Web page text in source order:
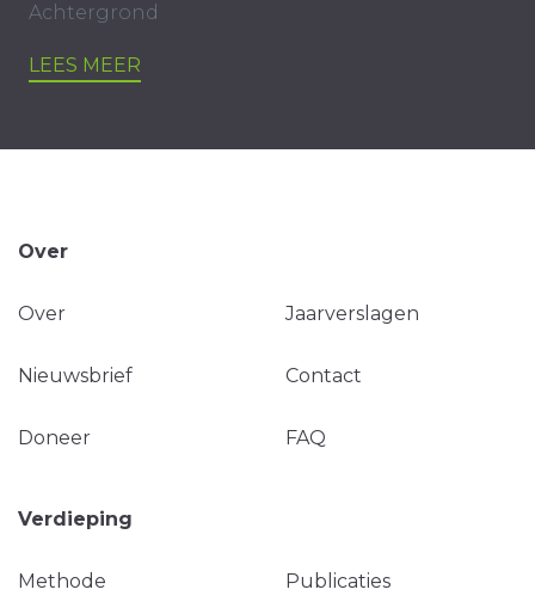
Achtergrond
LEES MEER
Over
Over Jaarverslagen
Nieuwsbrief Contact
Doneer FAQ
Verdieping
Methode Publicaties